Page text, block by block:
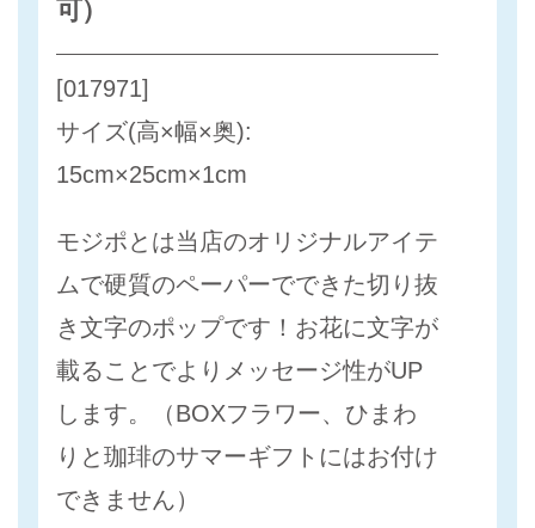
可）
[017971]
サイズ(高×幅×奥):
15cm×25cm×1cm
モジポとは当店のオリジナルアイテ
ムで硬質のペーパーでできた切り抜
き文字のポップです！お花に文字が
載ることでよりメッセージ性がUP
します。（BOXフラワー、ひまわ
りと珈琲のサマーギフトにはお付け
できません）